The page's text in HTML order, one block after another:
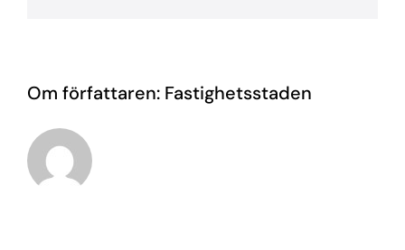
Om författaren: Fastighetsstaden